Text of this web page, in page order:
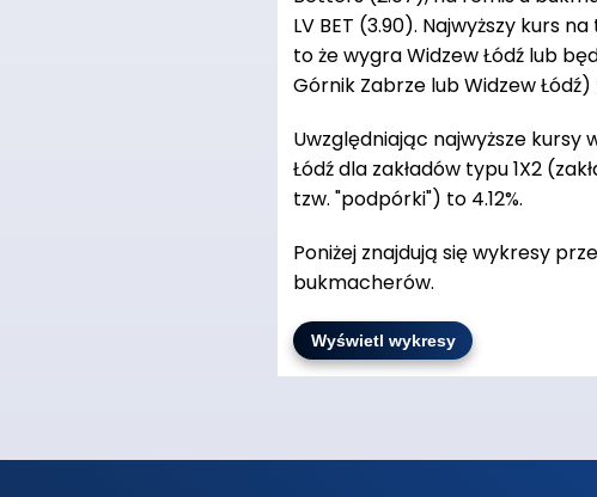
LV BET (3.90). Najwyższy kurs
to że wygra Widzew Łódź lub
Górnik Zabrze lub Widzew Łódź)
Uwzględniając najwyższe
Łódź dla zakładów typu 1X2
tzw. "podpórki") to 4.12%.
Poniżej znajdują się wykresy
bukmacherów.